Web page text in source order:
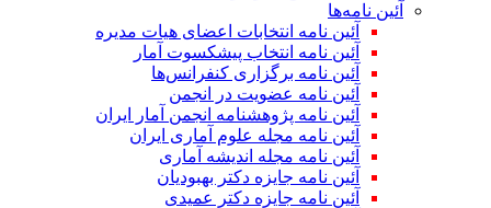
آئین نامه‌ها
آئین نامه انتخابات اعضای هیات مدیره
آئین نامه انتخاب پیشکسوت آمار
آئین نامه برگزاری کنفرانس‌ها
آئین نامه عضویت در انجمن
آئین نامه پژوهشنامه انجمن آمار ایران
آئین نامه مجله علوم آماری ایران
آئین نامه مجله اندیشه آماری
آئین‌ نامه جایزه دکتر بهبودیان
آئین نامه جایزه دکتر عمیدی